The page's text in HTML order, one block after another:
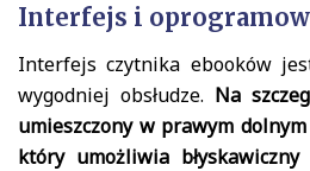
Interfejs i
Interfejs czytnika ebooków
wygodniej obsłudze. Na
umieszczony w prawym
który umożliwia